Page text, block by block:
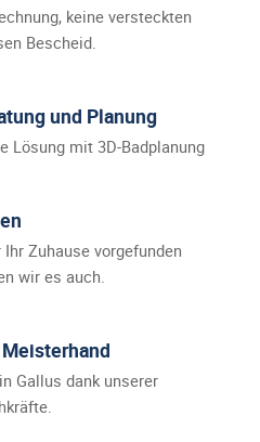
keine versteckten
Bescheid.
und Planung
Lösung mit 3D-Badplanung
Zuhause vorgefunden
wir es auch.
Gallus dank unserer